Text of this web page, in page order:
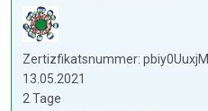
Zertizfikatsnummer: pbiy0UuxjM
13.05.2021
2 Tage